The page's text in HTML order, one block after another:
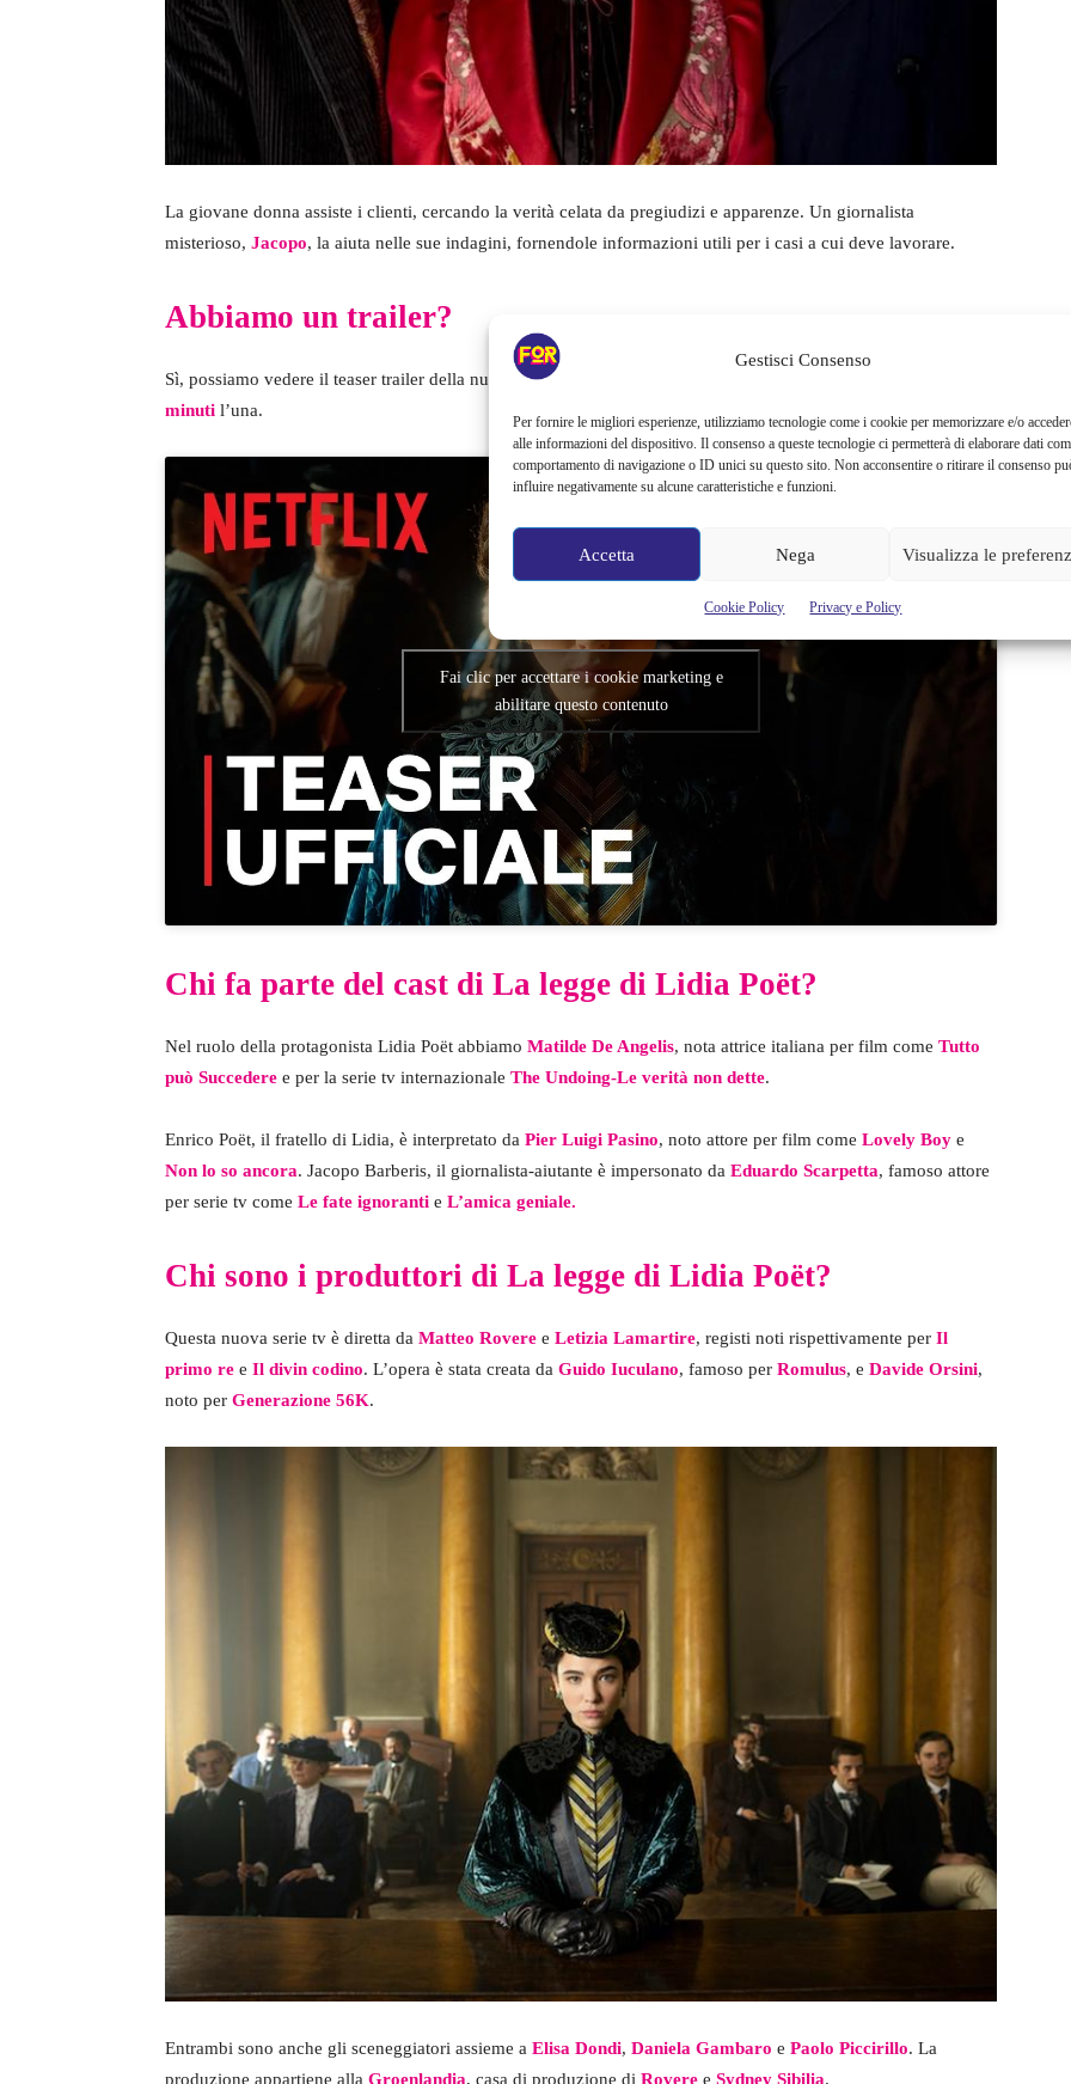
Gestisci Consenso
Per fornire le migliori esperienze, utilizziamo tecnologie come i cookie per memorizzare e/o
alle informazioni del dispositivo. Il consenso a queste tecnologie ci permetterà di elaborare dati
comportamento di navigazione o ID unici su questo sito. Non acconsentire o ritirare il consenso
influire negativamente su alcune caratteristiche e funzioni.
Accetta Nega Visualizza le
Cookie Policy Privacy e Policy
La giovane donna assiste i clienti, cercando la verità celata da pregiudizi e apparenze. Un giornalista
misterioso, Jacopo, la aiuta nelle sue indagini, fornendole informazioni utili per i casi a cui deve lavorare.
Abbiamo un trailer?
Sì, possiamo vedere il teaser trailer della nuova stagione targata Netflix che avrà in tutto
minuti l’una.
Fai clic per accettare i cookie marketing e
abilitare questo contenuto
Chi fa parte del cast di La legge di Lidia Poët?
Nel ruolo della protagonista Lidia Poët abbiamo Matilde De Angelis, nota attrice italiana per film come Tutto
può Succedere e per la serie tv internazionale The Undoing-Le verità non dette.
Enrico Poët, il fratello di Lidia, è interpretato da Pier Luigi Pasino, noto attore per film come Lovely Boy e
Non lo so ancora. Jacopo Barberis, il giornalista-aiutante è impersonato da Eduardo Scarpetta, famoso attore
per serie tv come Le fate ignoranti e L’amica geniale.
Chi sono i produttori di La legge di Lidia Poët?
Questa nuova serie tv è diretta da Matteo Rovere e Letizia Lamartire, registi noti rispettivamente per Il
primo re e Il divin codino. L’opera è stata creata da Guido Iuculano, famoso per Romulus, e Davide Orsini,
noto per Generazione 56K.
Entrambi sono anche gli sceneggiatori assieme a Elisa Dondi, Daniela Gambaro e Paolo Piccirillo. La
produzione appartiene alla Groenlandia, casa di produzione di Rovere e Sydney Sibilia.